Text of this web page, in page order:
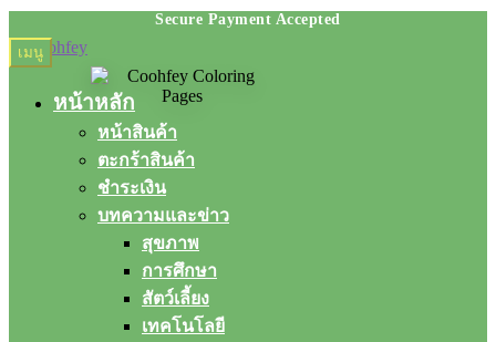
Skip
to
Skip
to
เมนู
หน้าหลัก
หน้าสินค้า
ตะกร้าสินค้า
ชำระเงิน
บทความและข่าว
สุขภาพ
การศึกษา
สัตว์เลี้ยง
เทคโนโลยี